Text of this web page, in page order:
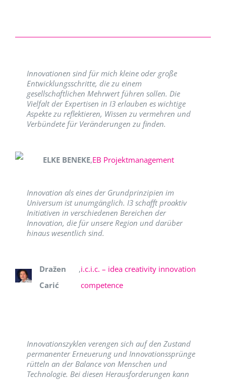
Innovationen sind für mich kleine oder große
Entwicklungsschritte, die zu einem
gesellschaftlichen Mehrwert führen sollen. Die
Vielfalt der Expertisen in I3 erlauben es wichtige
Aspekte zu reflektieren, Wissen zu vermehren und
Verbündete für Veränderungen zu finden.
ELKE BENEKE,EB Projektmanagement
Innovation als eines der Grundprinzipien im
Universum ist unumgänglich. I3 schafft proaktiv
Initiativen in verschiedenen Bereichen der
Innovation, die für unsere Region und darüber
hinaus wesentlich sind.
Dražen
Carić
,i.c.i.c. – idea creativity innovation
competence
Innovationszyklen verengen sich auf den Zustand
permanenter Erneuerung und Innovationssprünge
rütteln an der Balance von Menschen und
Technologie. Bei diesen Herausforderungen kann